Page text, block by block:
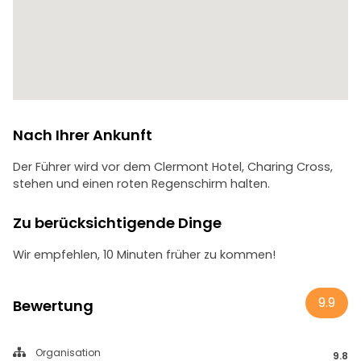
Nach Ihrer Ankunft
Der Führer wird vor dem Clermont Hotel, Charing Cross,
stehen und einen roten Regenschirm halten.
Zu berücksichtigende Dinge
Wir empfehlen, 10 Minuten früher zu kommen!
Bewertung 9.9
Organisation 9.8